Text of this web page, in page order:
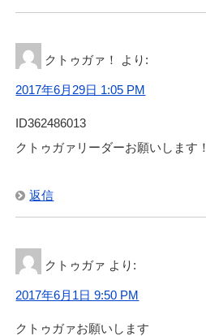
クトゥガァ！ より:
2017年6月29日 1:05 PM
ID362486013
クトゥガァリーダーお願いします！
返信
クトゥガァ より:
2017年6月1日 9:50 PM
クトゥガァお願いします